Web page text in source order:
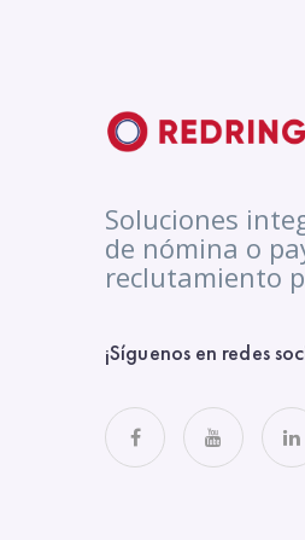
Soluciones
de nómina o
reclutamiento
¡Síguenos en redes